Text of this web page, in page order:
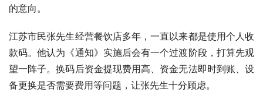
的意向。
江苏市民张先生经营餐饮店多年，一直以来都是使用个人收
款码。他认为《通知》实施后会有一个过渡阶段，打算先观
望一阵子。换码后资金提现费用高、资金无法即时到账、设
备更换是否需要费用等问题，让张先生十分顾虑。